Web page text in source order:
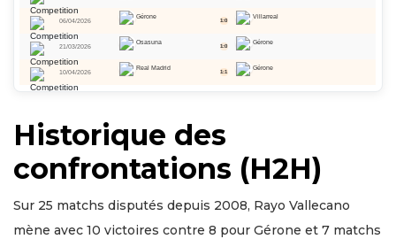
06/04/2026
Gérone 1:0 Villarreal
21/03/2026
Osasuna 1:0 Gérone
10/04/2026
Real Madrid 1:1 Gérone
Historique des
confrontations (H2H)
Sur 25 matchs disputés depuis 2008, Rayo Vallecano
mène avec 10 victoires contre 8 pour Gérone et 7 matchs